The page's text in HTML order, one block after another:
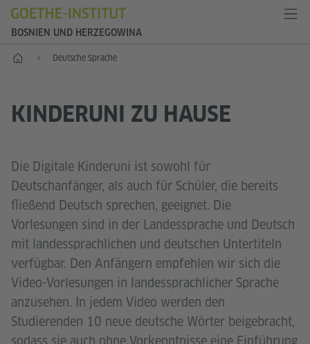
BOSNIEN UND HERZEGOWINA
Start Deutsche Sprache
KINDERUNI ZU HAUSE
Die Digitale Kinderuni ist sowohl für
Deutschanfänger, als auch für Schüler, die bereits
fließend Deutsch sprechen, geeignet. Die
Vorlesungen sind in der Landessprache und Deutsch
mit landessprachlichen und deutschen Untertiteln
verfügbar. Den Anfängern empfehlen wir sich die
Video-Vorlesungen in landessprachlicher Sprache
anzusehen. In jedem Video werden den
Studierenden 10 neue deutsche Wörter beigebracht,
sodass sie auch ohne Vorkenntnisse eine Einführung